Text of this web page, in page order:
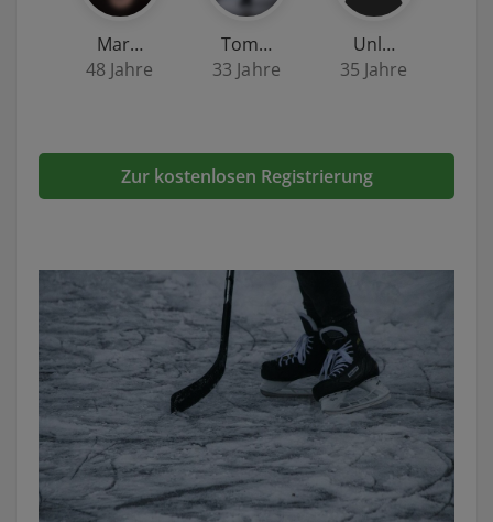
Mar…
48 Jahre
Tom…
33 Jahre
Unl…
35 Jahre
Zur kostenlosen Registrierung